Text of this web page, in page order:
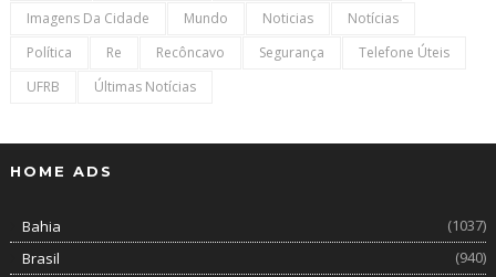
Imagens Da Cidade
Mundo Noticias
Notícias
Política
Re Recôncavo Segurança
Telefone Úteis
UFRB
Últimas Notícias
HOME ADS
Bahia
(1037)
Brasil
(940)